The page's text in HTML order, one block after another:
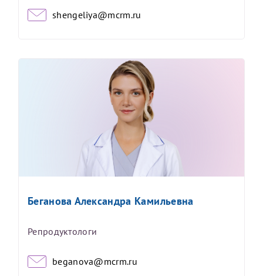
shengeliya@mcrm.ru
Беганова Александра Камильевна
Репродуктологи
beganova@mcrm.ru